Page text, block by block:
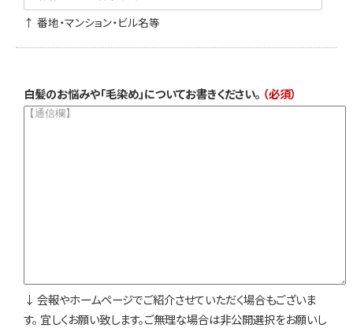
↑ 番地・マンション・ビル名等
白髪のお悩みや「毛染め」についてお書きください。 （必須）
↓ 会報やホームページでご紹介させていただく場合もございま
す。 宜しくお願い致します。ご無理な場合は非公開選択をお願いし